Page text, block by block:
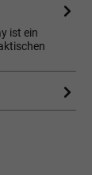
ist ein